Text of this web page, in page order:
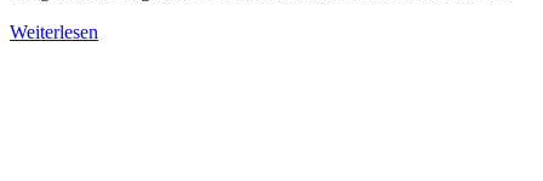
Weiterlesen